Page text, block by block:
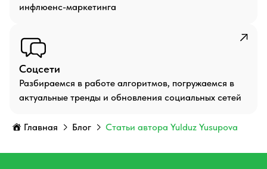
инфлюенс-маркетинга
Соцсети
Разбираемся в работе алгоритмов, погружаемся в
актуальные тренды и обновления социальных сетей
Главная Блог Статьи автора Yulduz Yusupova